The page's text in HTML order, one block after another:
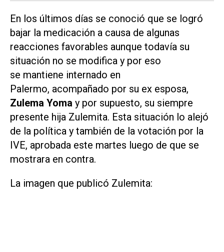
En los últimos días se conoció que se logró
bajar la medicación a causa de algunas
reacciones favorables aunque todavía su
situación no se modifica y por eso
se mantiene internado en
Palermo, acompañado por su ex esposa,
Zulema Yoma y por supuesto, su siempre
presente hija Zulemita. Esta situación lo alejó
de la política y también de la votación por la
IVE, aprobada este martes luego de que se
mostrara en contra.
La imagen que publicó Zulemita: